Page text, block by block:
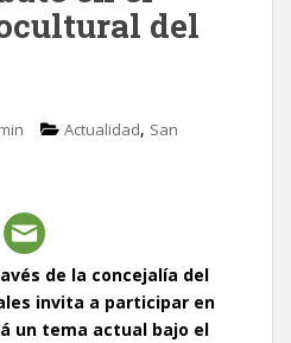
del
Actualidad, San
de la concejalía del
invita a participar en
un tema actual bajo el